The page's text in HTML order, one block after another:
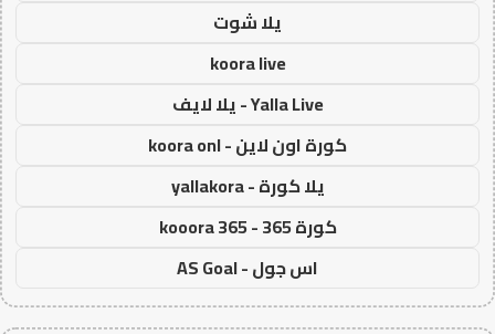
يلا شوت
koora live
Yalla Live - يلا لايف
كورة اون لاين - koora onl
يلا كورة - yallakora
كورة 365 - kooora 365
اس جول - AS Goal